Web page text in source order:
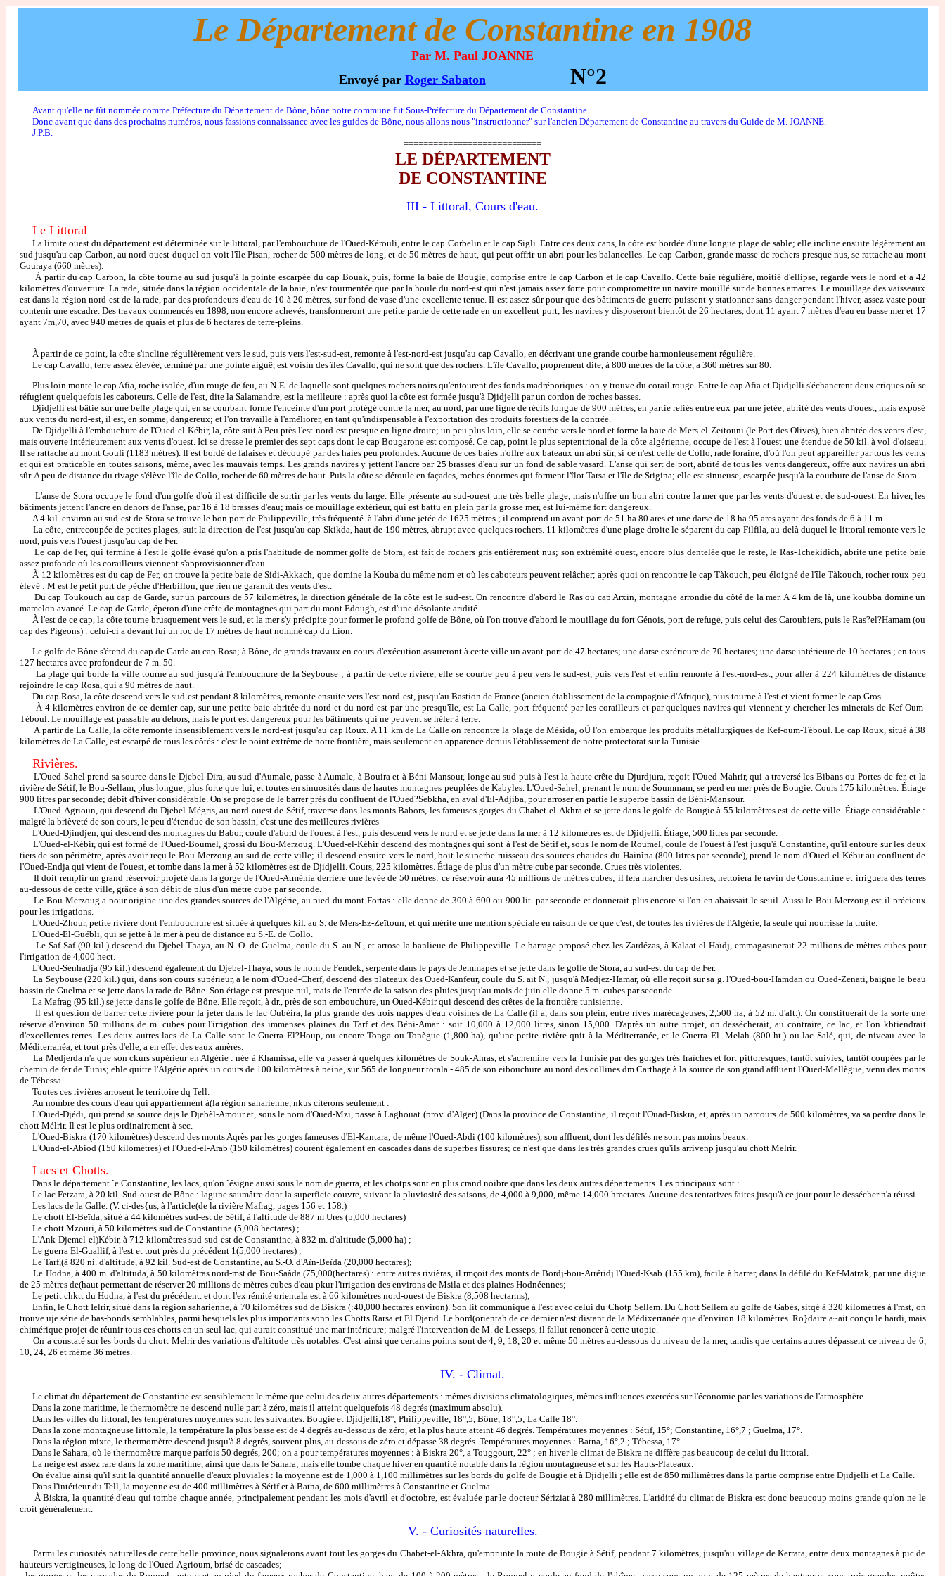
Le Département de Constantine en 1908
Par M. Paul JOANNE
Envoyé par Roger Sabaton N°2
Avant qu'elle ne fût nommée comme Préfecture du Département de Bône, bône notre commune fut Sous-Préfecture du Département de Constantine.
Donc avant que dans des prochains numéros, nous fassions connaissance avec les guides de Bône, nous allons nous "instructionner" sur l'ancien Département de Constantine au travers du Guide de M. JOANNE.
J.P.B.
============================
LE DÉPARTEMENT
DE CONSTANTINE
III - Littoral, Cours d'eau.
Le Littoral
La limite ouest du département est déterminée sur le littoral, par l'embouchure de l'Oued-Kérouli, entre le cap Corbelin et le cap Sigli. Entre ces deux caps, la côte est bordée d'une longue plage de sable; elle incline ensuite légèrement au
sud jusqu'au cap Carbon, au nord-ouest duquel on voit l'île Pisan, rocher de 500 mètres de long, et de 50 mètres de haut, qui peut offrir un abri pour les balancelles. Le cap Carbon, grande masse de rochers presque nus, se rattache au mont
Gouraya (660 mètres).
À partir du cap Carbon, la côte tourne au sud jusqu'à la pointe escarpée du cap Bouak, puis, forme la baie de Bougie, comprise entre le cap Carbon et le cap Cavallo. Cette baie régulière, moitié d'ellipse, regarde vers le nord et a 42
kilomètres d'ouverture. La rade, située dans la région occidentale de la baie, n'est tourmentée que par la houle du nord-est qui n'est jamais assez forte pour compromettre un navire mouillé sur de bonnes amarres. Le mouillage des vaisseaux
est dans la région nord-est de la rade, par des profondeurs d'eau de 10 à 20 mètres, sur fond de vase d'une excellente tenue. Il est assez sûr pour que des bâtiments de guerre puissent y stationner sans danger pendant l'hiver, assez vaste pour
contenir une escadre. Des travaux commencés en 1898, non encore achevés, transformeront une petite partie de cette rade en un excellent port; les navires y disposeront bientôt de 26 hectares, dont 11 ayant 7 mètres d'eau en basse mer et 17
ayant 7m,70, avec 940 mètres de quais et plus de 6 hectares de terre-pleins.
À partir de ce point, la côte s'incline régulièrement vers le sud, puis vers l'est-sud-est, remonte à l'est-nord-est jusqu'au cap Cavallo, en décrivant une grande courbe harmonieusement régulière.
Le cap Cavallo, terre assez élevée, terminé par une pointe aiguë, est voisin des îles Cavallo, qui ne sont que des rochers. L'île Cavallo, proprement dite, à 800 mètres de la côte, a 360 mètres sur 80.
Plus loin monte le cap Afia, roche isolée, d'un rouge de feu, au N-E. de laquelle sont quelques rochers noirs qu'entourent des fonds madréporiques : on y trouve du corail rouge. Entre le cap Afia et Djidjelli s'échancrent deux criques où se
réfugient quelquefois les caboteurs. Celle de l'est, dite la Salamandre, est la meilleure : après quoi la côte est formée jusqu'à Djidjelli par un cordon de roches basses.
Djidjelli est bâtie sur une belle plage qui, en se courbant forme l'enceinte d'un port protégé contre la mer, au nord, par une ligne de récifs longue de 900 mètres, en partie reliés entre eux par une jetée; abrité des vents d'ouest, mais exposé
aux vents du nord-est, il est, en somme, dangereux; et l'on travaille à l'améliorer, en tant qu'indispensable à l'exportation des produits forestiers de la contrée.
De Djidjelli à l'embouchure de I'Oued-el-Kébir, la, côte suit à Peu près l'est-nord-est presque en ligne droite; un peu plus loin, elle se courbe vers le nord et forme la baie de Mers-el-Zeïtouni (le Port des Olives), bien abritée des vents d'est,
mais ouverte intérieurement aux vents d'ouest. Ici se dresse le premier des sept caps dont le cap Bougarone est composé. Ce cap, point le plus septentrional de la côte algérienne, occupe de l'est à l'ouest une étendue de 50 kil. à vol d'oiseau.
Il se rattache au mont Goufi (1183 mètres). Il est bordé de falaises et découpé par des haies peu profondes. Aucune de ces baies n'offre aux bateaux un abri sûr, si ce n'est celle de Collo, rade foraine, d'où l'on peut appareiller par tous les vents
et qui est praticable en toutes saisons, même, avec les mauvais temps. Les grands navires y jettent l'ancre par 25 brasses d'eau sur un fond de sable vasard. L'anse qui sert de port, abrité de tous les vents dangereux, offre aux navires un abri
sûr. A peu de distance du rivage s'élève l'île de Collo, rocher de 60 mètres de haut. Puis la côte se déroule en façades, roches énormes qui forment l'îlot Tarsa et l'île de Srigina; elle est sinueuse, escarpée jusqu'à la courbure de l'anse de Stora.
L'anse de Stora occupe le fond d'un golfe d'où il est difficile de sortir par les vents du large. Elle présente au sud-ouest une très belle plage, mais n'offre un bon abri contre la mer que par les vents d'ouest et de sud-ouest. En hiver, les
bâtiments jettent l'ancre en dehors de l'anse, par 16 à 18 brasses d'eau; mais ce mouillage extérieur, qui est battu en plein par la grosse mer, est lui-même fort dangereux.
A 4 kil. environ au sud-est de Stora se trouve le bon port de Philippeville, très fréquenté. à l'abri d'une jetée de 1625 mètres ; il comprend un avant-port de 51 ha 80 ares et une darse de 18 ha 95 ares ayant des fonds de 6 à 11 m.
La côte, entrecoupée de petites plages, suit la direction de l'est jusqu'au cap Skikda, haut de 190 mètres, abrupt avec quelques rochers. 11 kilomètres d'une plage droite le séparent du cap Filfila, au-delà duquel le littoral remonte vers le
nord, puis vers l'ouest jusqu'au cap de Fer.
Le cap de Fer, qui termine à l'est le golfe évasé qu'on a pris l'habitude de nommer golfe de Stora, est fait de rochers gris entièrement nus; son extrémité ouest, encore plus dentelée que le reste, le Ras-Tchekidich, abrite une petite baie
assez profonde où les corailleurs viennent s'approvisionner d'eau.
À 12 kilomètres est du cap de Fer, on trouve la petite baie de Sidi-Akkach, que domine la Kouba du même nom et où les caboteurs peuvent relâcher; après quoi on rencontre le cap Tàkouch, peu éloigné de l'île Tàkouch, rocher roux peu
élevé : M est le petit port de pèche d'Herbillon, que rien ne garantit des vents d'est.
Du cap Toukouch au cap de Garde, sur un parcours de 57 kilomètres, la direction générale de la côte est le sud-est. On rencontre d'abord le Ras ou cap Arxin, montagne arrondie du côté de la mer. A 4 km de là, une koubba domine un
mamelon avancé. Le cap de Garde, éperon d'une crête de montagnes qui part du mont Edough, est d'une désolante aridité.
À l'est de ce cap, la côte tourne brusquement vers le sud, et la mer s'y précipite pour former le profond golfe de Bône, où l'on trouve d'abord le mouillage du fort Génois, port de refuge, puis celui des Caroubiers, puis le Ras?el?Hamam (ou
cap des Pigeons) : celui-ci a devant lui un roc de 17 mètres de haut nommé cap du Lion.
Le golfe de Bône s'étend du cap de Garde au cap Rosa; à Bône, de grands travaux en cours d'exécution assureront à cette ville un avant-port de 47 hectares; une darse extérieure de 70 hectares; une darse intérieure de 10 hectares ; en tous
127 hectares avec profondeur de 7 m. 50.
La plage qui borde la ville tourne au sud jusqu'à l'embouchure de la Seybouse ; à partir de cette rivière, elle se courbe peu à peu vers le sud-est, puis vers l'est et enfin remonte à l'est-nord-est, pour aller à 224 kilomètres de distance
rejoindre le cap Rosa, qui a 90 mètres de haut.
Du cap Rosa, la côte descend vers le sud-est pendant 8 kilomètres, remonte ensuite vers l'est-nord-est, jusqu'au Bastion de France (ancien établissement de la compagnie d'Afrique), puis tourne à l'est et vient former le cap Gros.
À 4 kilomètres environ de ce dernier cap, sur une petite baie abritée du nord et du nord-est par une presqu'île, est La Galle, port fréquenté par les corailleurs et par quelques navires qui viennent y chercher les minerais de Kef-Oum-
Téboul. Le mouillage est passable au dehors, mais le port est dangereux pour les bâtiments qui ne peuvent se héler à terre.
A partir de La Calle, la côte remonte insensiblement vers le nord-est jusqu'au cap Roux. A 11 km de La Calle on rencontre la plage de Mésida, oÙ l'on embarque les produits métallurgiques de Kef-oum-Téboul. Le cap Roux, situé à 38
kilomètres de La Calle, est escarpé de tous les côtés : c'est le point extrême de notre frontière, mais seulement en apparence depuis l'établissement de notre protectorat sur la Tunisie.
Rivières.
L'Oued-Sahel prend sa source dans le Djebel-Dira, au sud d'Aumale, passe à Aumale, à Bouira et à Béni-Mansour, longe au sud puis à l'est la haute crête du Djurdjura, reçoit l'Oued-Mahrir, qui a traversé les Bibans ou Portes-de-fer, et la
rivière de Sétif, le Bou-Sellam, plus longue, plus forte que lui, et toutes en sinuosités dans de hautes montagnes peuplées de Kabyles. L'Oued-Sahel, prenant le nom de Soummam, se perd en mer près de Bougie. Cours 175 kilomètres. Étiage
900 litres par seconde; débit d'hiver considérable. On se propose de le barrer près du confluent de l'Oued?Sebkha, en aval d'El-Adjiba, pour arroser en partie le superbe bassin de Béni-Mansour.
L'Oued-Agrioun, qui descend du Djebel-Mégris, au nord-ouest de Sétif, traverse dans les monts Babors, les fameuses gorges du Chabet-el-Akhra et se jette dans le golfe de Bougie à 55 kilomètres est de cette ville. Étiage considérable :
malgré la brièveté de son cours, le peu d'étendue de son bassin, c'est une des meilleures rivières
L'Oued-Djindjen, qui descend des montagnes du Babor, coule d'abord de l'ouest à l'est, puis descend vers le nord et se jette dans la mer à 12 kilomètres est de Djidjelli. Étiage, 500 litres par seconde.
L'Oued-el-Kébir, qui est formé de l'Oued-Boumel, grossi du Bou-Merzoug. L'Oued-el-Kéhir descend des montagnes qui sont à l'est de Sétif et, sous le nom de Roumel, coule de l'ouest à l'est jusqu'à Constantine, qu'il entoure sur les deux
tiers de son périmètre, après avoir reçu le Bou-Merzoug au sud de cette ville; il descend ensuite vers le nord, boit le superbe ruisseau des sources chaudes du Hainîna (800 litres par seconde), prend le nom d'Oued-el-Kébir au confluent de
l'Oued-Endja qui vient de l'ouest, et tombe dans la mer à 52 kilomètres est de Djidjelli. Cours, 225 kilomètres. Étiage de plus d'un mètre cube par seconde. Crues très violentes.
Il doit remplir un grand réservoir projeté dans la gorge de l'Oued-Atménia derrière une levée de 50 mètres: ce réservoir aura 45 millions de mètres cubes; il fera marcher des usines, nettoiera le ravin de Constantine et irriguera des terres
au-dessous de cette ville, grâce à son débit de plus d'un mètre cube par seconde.
Le Bou-Merzoug a pour origine une des grandes sources de l'Algérie, au pied du mont Fortas : elle donne de 300 à 600 ou 900 lit. par seconde et donnerait plus encore si l'on en abaissait le seuil. Aussi le Bou-Merzoug est-il précieux
pour les irrigations.
L'Oued-Zhour, petite rivière dont l'embouchure est située à quelques kil. au S. de Mers-Ez-Zeïtoun, et qui mérite une mention spéciale en raison de ce que c'est, de toutes les rivières de l'Algérie, la seule qui nourrisse la truite.
L'Oued-El-Guébli, qui se jette à la mer à peu de distance au S.-E. de Collo.
Le Saf-Saf (90 kil.) descend du Djebel-Thaya, au N.-O. de Guelma, coule du S. au N., et arrose la banlieue de Philippeville. Le barrage proposé chez les Zardézas, à Kalaat-el-Haïdj, emmagasinerait 22 millions de mètres cubes pour
l'irrigation de 4,000 hect.
L'Oued-Senhadja (95 kil.) descend également du Djebel-Thaya, sous le nom de Fendek, serpente dans le pays de Jemmapes et se jette dans le golfe de Stora, au sud-est du cap de Fer.
La Seybouse (220 kil.) qui, dans son cours supérieur, a le nom d'Oued-Cherf, descend des plateaux des Oued-Kanfeur, coule du S. ait N., jusqu'à Medjez-Hamar, où elle reçoit sur sa g. l'Oued-bou-Hamdan ou Oued-Zenati, baigne le beau
bassin de Guelma et se jette dans la rade de Bône. Son étiage est presque nul, mais de l'entrée de la saison des pluies jusqu'au mois de juin elle donne 5 m. cubes par seconde.
La Mafrag (95 kil.) se jette dans le golfe de Bône. Elle reçoit, à dr., près de son embouchure, un Oued-Kébir qui descend des crêtes de la frontière tunisienne.
Il est question de barrer cette rivière pour la jeter dans le lac Oubéira, la plus grande des trois nappes d'eau voisines de La Calle (il a, dans son plein, entre rives marécageuses, 2,500 ha, à 52 m. d'alt.). On constituerait de la sorte une
réserve d'environ 50 millions de m. cubes pour l'irrigation des immenses plaines du Tarf et des Béni-Amar : soit 10,000 à 12,000 litres, sinon 15,000. D'après un autre projet, on dessécherait, au contraire, ce lac, et l'on kbtiendrait
d'excellentes terres. Les deux autres lacs de La Calle sont le Guerra El?Houp, ou encore Tonga ou Tonègue (1,800 ha), qu'une petite rivière qnit à la Méditerranée, et le Guerra El -Melah (800 ht.) ou lac Salé, qui, de niveau avec la
Méditerranéa, et tout près d'elle, a en effet des eaux amères.
La Medjerda n'a que son ckurs supérieur en Algérie : née à Khamissa, elle va passer à quelques kilomètres de Souk-Ahras, et s'achemine vers la Tunisie par des gorges très fraîches et fort pittoresques, tantôt suivies, tantôt coupées par le
chemin de fer de Tunis; ehle quitte l'Algérie après un cours de 100 kilomètres à peine, sur 565 de longueur totala - 485 de son eibouchure au nord des collines dm Carthage à la source de son grand affluent l'Oued-Mellègue, venu des monts
de Tébessa.
Toutes ces rivières arrosent le territoire dq Tell.
Au nombre des cours d'eau qui appartiennent à(la région saharienne, nkus citerons seulement :
L'Oued-Djédi, qui prend sa source dajs le Djebèl-Amour et, sous le nom d'Oued-Mzi, passe à Laghouat (prov. d'Alger).(Dans la province de Constantine, il reçoit l'Ouad-Biskra, et, après un parcours de 500 kilomètres, va sa perdre dans le
chott Mélrir. Il est le plus ordinairement à sec.
L'Oued-Biskra (170 kilomètres) descend des monts Aqrès par les gorges fameuses d'El-Kantara; de même l'Oued-Abdi (100 kilomètres), son affluent, dont les défilés ne sont pas moins beaux.
L'Ouad-el-Abiod (150 kilomètres) et l'Oued-el-Arab (150 kilomètres) courent également en cascades dans de superbes fissures; ce n'est que dans les très grandes crues qu'ils arrivenp jusqu'au chott Melrir.
Lacs et Chotts.
Dans le département `e Constantine, les lacs, qu'on `ésigne aussi sous le nom de guerra, et les chotps sont en plus crand noibre que dans les deux autres départements. Les principaux sont :
Le lac Fetzara, à 20 kil. Sud-ouest de Bône : lagune saumâtre dont la superficie couvre, suivant la pluviosité des saisons, de 4,000 à 9,000, même 14,000 hmctares. Aucune des tentatives faites jusqu'à ce jour pour le dessécher n'a réussi.
Les lacs de la Galle. (V. ci-des{us, à l'article(de la rivière Mafrag, pages 156 et 158.)
Le chott El-Beïda, situé à 44 kilomètres sud-est de Sétif, à l'altitude de 887 m Ures (5,000 hectares)
Le chott Mzouri, à 50 kilomètres sud de Constantine (5,008 hectares) ;
L'Ank-Djemel-el)Kébir, à 712 kilomètres sud-sud-est de Constantine, à 832 m. d'altitude (5,000 ha) ;
Le guerra El-Guallif, à l'est et tout près du précédent 1(5,000 hectares) ;
Le Tarf,(à 820 ni. d'altitude, à 92 kil. Sud-est de Constantine, au S.-O. d'Aïn-Beïda (20,000 hectares);
Le Hodna, à 400 m. d'altituda, à 50 kilomètras nord-mst de Bou-Saâda (75,000(hectares) : entre autres rivièras, il rmçoit des monts de Bordj-bou-Arréridj l'Oued-Ksab (155 km), facile à barrer, dans la défilé du Kef-Matrak, par une digue
de 25 mètres de(haut permettant de réserver 20 millions de mètres cubes d'eau pkur l'irrigation des environs de Msila et des plaines Hodnéennes;
Le petit chktt du Hodna, à l'est du précédent. et dont l'ex|rémité orientala est à 66 kilomètres nord-ouest de Biskra (8,508 hectarms);
Enfin, le Chott Ielrir, situé dans la région saharienne, à 70 kilomètres sud de Biskra (:40,000 hectares environ). Son lit communique à l'est avec celui du Chotp Sellem. Du Chott Sellem au golfe de Gabès, sitqé à 320 kilomètres à l'mst, on
trouve uje série de bas-bonds semblables, parmi hesquels les plus importants sonp les Chotts Rarsa et El Djerid. Le bord(orientah de ce dernier n'est distant de la Médixerranée que d'environ 18 kilomètres. Ro}daire a~ait conçu le hardi, mais
chimérique projet de réunir tous ces chotts en un seul lac, qui aurait constitué une mar intérieure; malgré l'intervention de M. de Lesseps, il fallut renoncer à cette utopie.
On a constaté sur les bords du chott Melrir des variations d'altitude très notables. C'est ainsi que certains points sont de 4, 9, 18, 20 et même 50 mètres au-dessous du niveau de la mer, tandis que certains autres dépassent ce niveau de 6,
10, 24, 26 et même 36 mètres.
IV. - Climat.
Le climat du département de Constantine est sensiblement le même que celui des deux autres départements : mêmes divisions climatologiques, mêmes influences exercées sur l'économie par les variations de l'atmosphère.
Dans la zone maritime, le thermomètre ne descend nulle part à zéro, mais il atteint quelquefois 48 degrés (maximum absolu).
Dans les villes du littoral, les températures moyennes sont les suivantes. Bougie et Djidjelli,18°; Philippeville, 18°,5, Bône, 18°,5; La Calle 18°.
Dans la zone montagneuse littorale, la température la plus basse est de 4 degrés au-dessous de zéro, et la plus haute atteint 46 degrés. Températures moyennes : Sétif, 15°; Constantine, 16°,7 ; Guelma, 17°.
Dans la région mixte, le thermomètre descend jusqu'à 8 degrés, souvent plus, au-dessous de zéro et dépasse 38 degrés. Températures moyennes : Batna, 16°,2 ; Tébessa, 17°.
Dans le Sahara, où le thermomètre marque parfois 50 degrés, 200; on a pour températures moyennes : à Biskra 20°, a Touggourt, 22° ; en hiver le climat de Biskra ne diffère pas beaucoup de celui du littoral.
La neige est assez rare dans la zone maritime, ainsi que dans le Sahara; mais elle tombe chaque hiver en quantité notable dans la région montagneuse et sur les Hauts-Plateaux.
On évalue ainsi qu'il suit la quantité annuelle d'eaux pluviales : la moyenne est de 1,000 à 1,100 millimètres sur les bords du golfe de Bougie et à Djidjelli ; elle est de 850 millimètres dans la partie comprise entre Djidjelli et La Calle.
Dans l'intérieur du Tell, la moyenne est de 400 millimètres à Sétif et à Batna, de 600 millimètres à Constantine et Guelma.
À Biskra, la quantité d'eau qui tombe chaque année, principalement pendant les mois d'avril et d'octobre, est évaluée par le docteur Sériziat à 280 millimètres. L'aridité du climat de Biskra est donc beaucoup moins grande qu'on ne le
croit généralement.
V. - Curiosités naturelles.
Parmi les curiosités naturelles de cette belle province, nous signalerons avant tout les gorges du Chabet-el-Akhra, qu'emprunte la route de Bougie à Sétif, pendant 7 kilomètres, jusqu'au village de Kerrata, entre deux montagnes à pic de
hauteurs vertigineuses, le long de l'Oued-Agrioum, brisé de cascades;